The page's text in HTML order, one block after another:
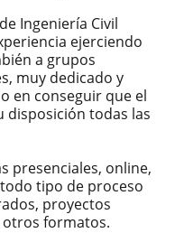
Ingeniería Civil
ejerciendo
a grupos
muy dedicado y
en conseguir que el
disposición todas las
presenciales, online,
tipo de proceso
proyectos
formatos.